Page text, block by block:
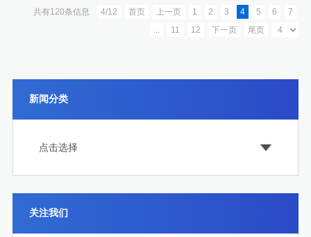
共有120条信息 4/12 首页 上一页 1 2 3 4 5 6
7
...
11 12 下一页 尾页
新闻分类
点击选择
关注我们